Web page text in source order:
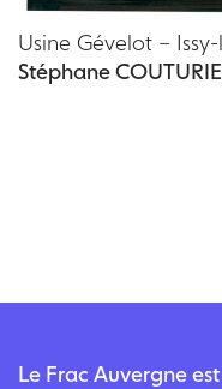
Usine Gévelot –
Stéphane
Le Frac Auvergne